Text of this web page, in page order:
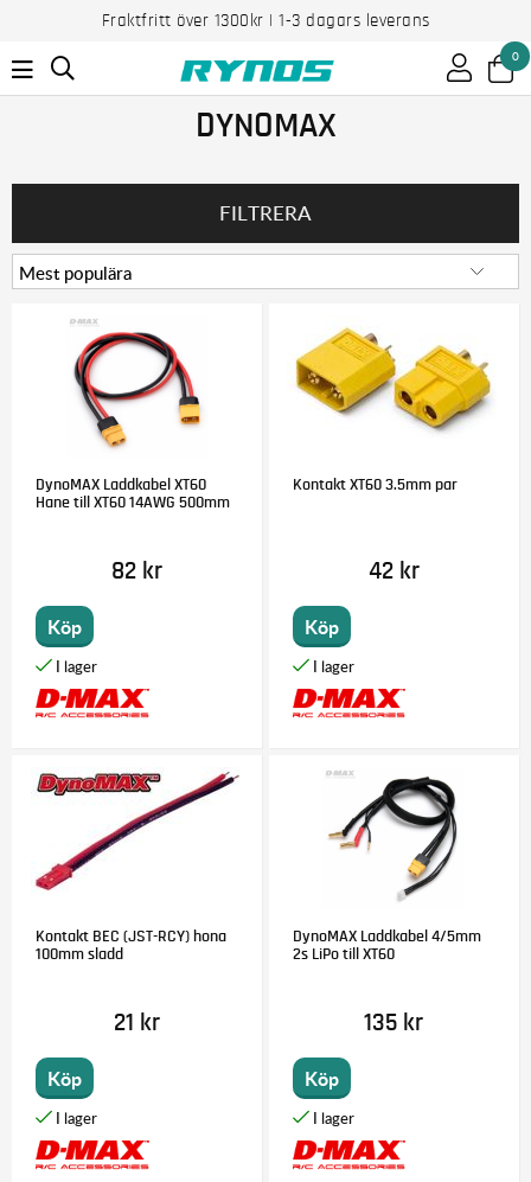
Fraktfritt över 1300kr | 1-3 dagars leverans
0
DYNOMAX
FILTRERA
DynoMAX Laddkabel XT60
Hane till XT60 14AWG 500mm
82 kr
Köp
Kontakt XT60 3.5mm par
42 kr
Köp
Kontakt BEC (JST-RCY) hona
100mm sladd
21 kr
Köp
DynoMAX Laddkabel 4/5mm
2s LiPo till XT60
135 kr
Köp